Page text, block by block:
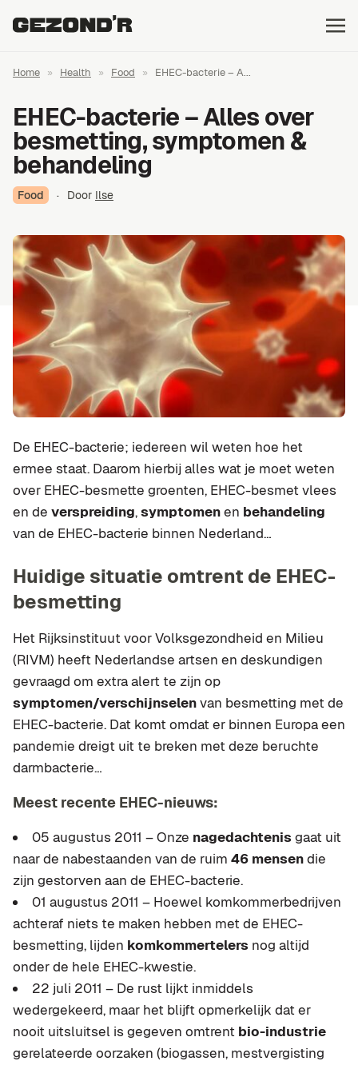
Home » Health » Food » EHEC-bacterie – A...
EHEC-bacterie – Alles over
besmetting, symptomen &
behandeling
Food · Door Ilse
De EHEC-bacterie; iedereen wil weten hoe het
ermee staat. Daarom hierbij alles wat je moet weten
over EHEC-besmette groenten, EHEC-besmet vlees
en de verspreiding,symptomenen behandeling
van de EHEC-bacterie binnen Nederland…
Huidige situatie omtrent de EHEC-
besmetting
Het Rijksinstituut voor Volksgezondheid en Milieu
(RIVM) heeft Nederlandse artsen en deskundigen
gevraagd om extra alert te zijn op
symptomen/verschijnselenvan besmetting met de
EHEC-bacterie. Dat komt omdat er binnen Europa een
pandemie dreigt uit te breken met deze beruchte
darmbacterie…
Meest recente EHEC-nieuws:
05 augustus 2011 – Onze nagedachtenis gaat uit
naar de nabestaanden van de ruim 46 mensendie
zijn gestorven aan de EHEC-bacterie.
01 augustus 2011 – Hoewel komkommerbedrijven
achteraf niets te maken hebben met de EHEC-
besmetting, lijden komkommertelers nog altijd
onder de hele EHEC-kwestie.
22 juli 2011 – De rust lijkt inmiddels
wedergekeerd, maar het blijft opmerkelijk dat er
nooit uitsluitsel is gegeven omtrent bio-industrie
gerelateerde oorzaken (biogassen, mestvergisting